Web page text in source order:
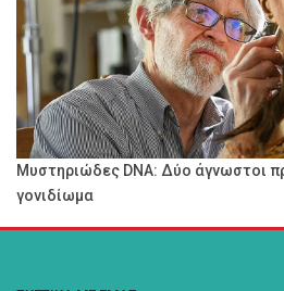
Μυστηριώδες DNA: Δύο άγνωστοι
γονιδίωμα